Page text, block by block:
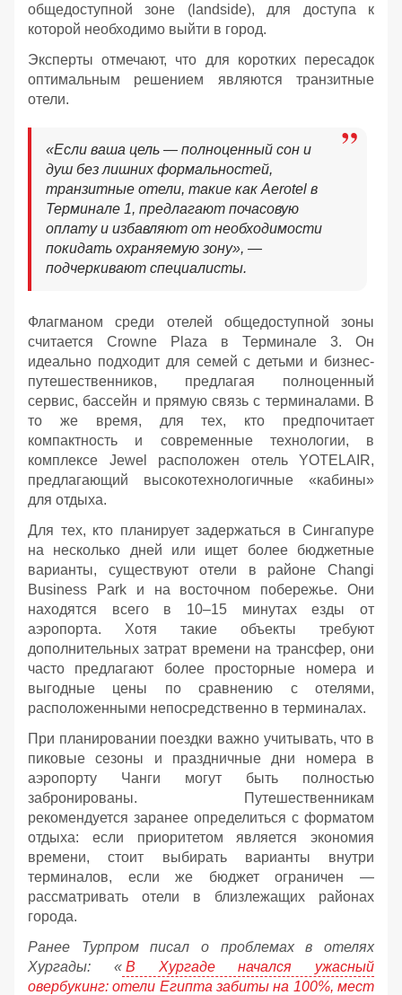
общедоступной зоне (landside), для доступа к
которой необходимо выйти в город.
Эксперты отмечают, что для коротких пересадок
оптимальным решением являются транзитные
отели.
«Если ваша цель — полноценный сон и
душ без лишних формальностей,
транзитные отели, такие как Aerotel в
Терминале 1, предлагают почасовую
оплату и избавляют от необходимости
покидать охраняемую зону», —
подчеркивают специалисты.
Флагманом среди отелей общедоступной зоны
считается Crowne Plaza в Терминале 3. Он
идеально подходит для семей с детьми и бизнес-
путешественников, предлагая полноценный
сервис, бассейн и прямую связь с терминалами. В
то же время, для тех, кто предпочитает
компактность и современные технологии, в
комплексе Jewel расположен отель YOTELAIR,
предлагающий высокотехнологичные «кабины»
для отдыха.
Для тех, кто планирует задержаться в Сингапуре
на несколько дней или ищет более бюджетные
варианты, существуют отели в районе Changi
Business Park и на восточном побережье. Они
находятся всего в 10–15 минутах езды от
аэропорта. Хотя такие объекты требуют
дополнительных затрат времени на трансфер, они
часто предлагают более просторные номера и
выгодные цены по сравнению с отелями,
расположенными непосредственно в терминалах.
При планировании поездки важно учитывать, что в
пиковые сезоны и праздничные дни номера в
аэропорту Чанги могут быть полностью
забронированы. Путешественникам
рекомендуется заранее определиться с форматом
отдыха: если приоритетом является экономия
времени, стоит выбирать варианты внутри
терминалов, если же бюджет ограничен —
рассматривать отели в близлежащих районах
города.
Ранее Турпром писал о проблемах в отелях
Хургады: « В Хургаде начался ужасный
овербукинг: отели Египта забиты на 100%, мест